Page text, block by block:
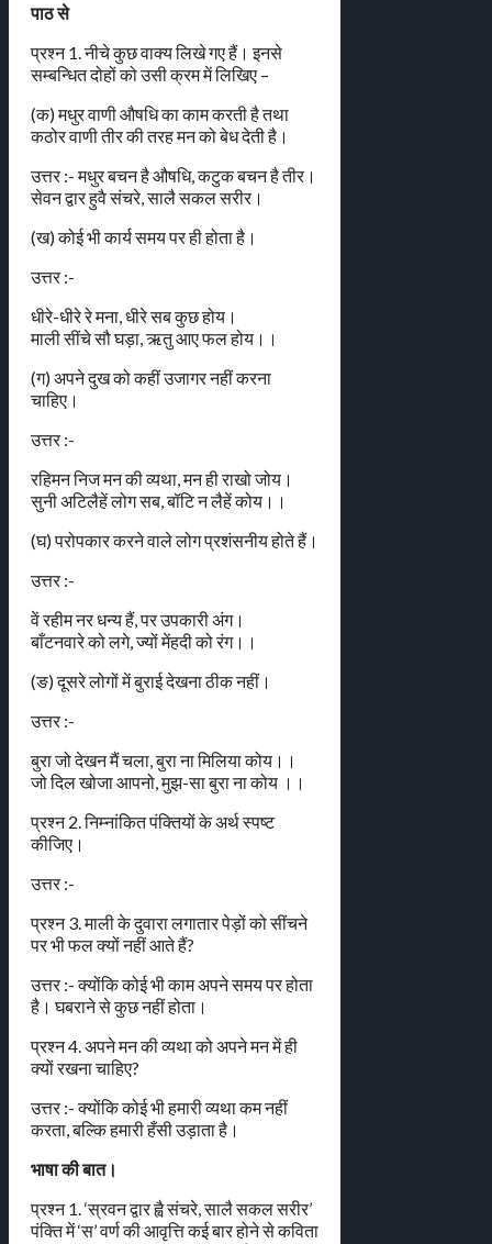
पाठ से
प्रश्न 1. नीचे कुछ वाक्य लिखे गए हैं। इनसे
सम्बन्धित दोहों को उसी क्रम में लिखिए –
(क) मधुर वाणी औषधि का काम करती है तथा
कठोर वाणी तीर की तरह मन को बेध देती है।
उत्तर :- मधुर बचन है औषधि, कटुक बचन है तीर।
सेवन द्वार हुवै संचरे, सालै सकल सरीर।
(ख) कोई भी कार्य समय पर ही होता है।
उत्तर :-
धीरे-धीरे रे मना, धीरे सब कुछ होय।
माली सींचे सौ घड़ा, ऋतु आए फल होय।।
(ग) अपने दुख को कहीं उजागर नहीं करना
चाहिए।
उत्तर :-
रहिमन निज मन की व्यथा, मन ही राखो जोय।
सुनी अटिलैहें लोग सब, बॉटि न लैहें कोय।।
(घ) परोपकार करने वाले लोग प्रशंसनीय होते हैं।
उत्तर :-
वें रहीम नर धन्य हैं, पर उपकारी अंग।
बाँटनवारे को लगे, ज्यों मेंहदी को रंग।।
(ङ) दूसरे लोगों में बुराई देखना ठीक नहीं।
उत्तर :-
बुरा जो देखन मैं चला, बुरा ना मिलिया कोय।।
जो दिल खोजा आपनो, मुझ-सा बुरा ना कोय ।।
प्रश्न 2. निम्नांकित पंक्तियों के अर्थ स्पष्ट
कीजिए।
उत्तर :-
प्रश्न 3. माली के दुवारा लगातार पेड़ों को सींचने
पर भी फल क्यों नहीं आते हैं?
उत्तर :- क्योंकि कोई भी काम अपने समय पर होता
है। घबराने से कुछ नहीं होता।
प्रश्न 4. अपने मन की व्यथा को अपने मन में ही
क्यों रखना चाहिए?
उत्तर :- क्योंकि कोई भी हमारी व्यथा कम नहीं
करता, बल्कि हमारी हँसी उड़ाता है।
भाषा की बात।
प्रश्न 1. ‘स्रवन द्वार ह्वै संचरे, सालै सकल सरीर’
पंक्ति में ‘स’ वर्ण की आवृत्ति कई बार होने से कविता